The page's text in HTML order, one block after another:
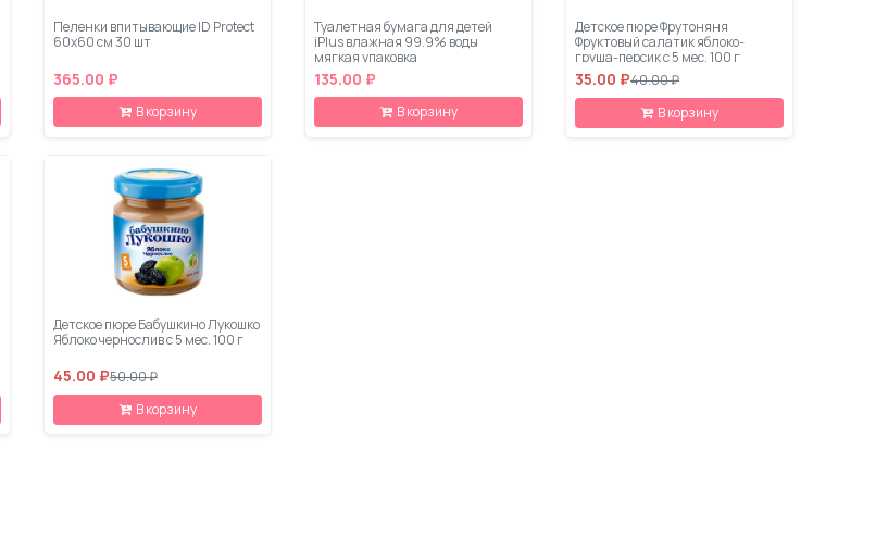
Пеленки впитывающие ID Protect
60х60 см 30 шт
365.00 ₽
В корзину
Туалетная бумага для детей
iPlus влажная 99.9% воды
мягкая упаковка
135.00 ₽
В корзину
Детское пюре Фрутоняня
Фруктовый салатик яблоко-
груша-персик с 5 мес. 100 г
35.00 ₽40.00 ₽
В корзину
Детское пюре Бабушкино Лукошко
Яблоко чернослив с 5 мес. 100 г
45.00 ₽50.00 ₽
В корзину